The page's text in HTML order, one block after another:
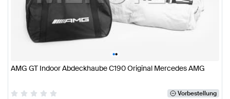
••
AMG GT Indoor Abdeckhaube C190 Original Mercedes AMG
Vorbestellung